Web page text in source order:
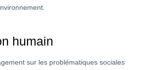
humain
sur les problématiques sociales